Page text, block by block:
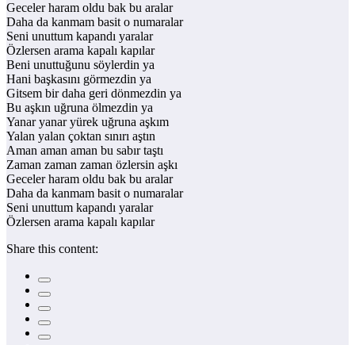
Geceler haram oldu bak bu aralar
Daha da kanmam basit o numaralar
Seni unuttum kapandı yaralar
Özlersen arama kapalı kapılar
Beni unuttuğunu söylerdin ya
Hani başkasını görmezdin ya
Gitsem bir daha geri dönmezdin ya
Bu aşkın uğruna ölmezdin ya
Yanar yanar yürek uğruna aşkım
Yalan yalan çoktan sınırı aştın
Aman aman aman bu sabır taştı
Zaman zaman zaman özlersin aşkı
Geceler haram oldu bak bu aralar
Daha da kanmam basit o numaralar
Seni unuttum kapandı yaralar
Özlersen arama kapalı kapılar
Share this content: